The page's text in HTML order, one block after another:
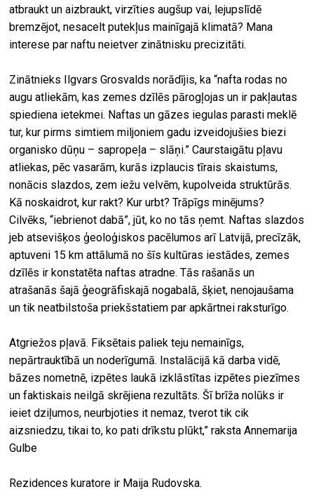
atbraukt un aizbraukt, virzīties augšup vai, lejupslīdē
bremzējot, nesacelt putekļus mainīgajā klimatā? Mana
interese par naftu neietver zinātnisku precizitāti.
Zinātnieks Ilgvars Grosvalds norādījis, ka “nafta rodas no
augu atliekām, kas zemes dzīlēs pārogļojas un ir pakļautas
spiediena ietekmei. Naftas un gāzes iegulas parasti meklē
tur, kur pirms simtiem miljoniem gadu izveidojušies biezi
organisko dūņu – sapropeļa – slāņi.” Caurstaigātu pļavu
atliekas, pēc vasarām, kurās izplaucis tīrais skaistums,
nonācis slazdos, zem iežu velvēm, kupolveida struktūrās.
Kā noskaidrot, kur rakt? Kur urbt? Trāpīgs minējums?
Cilvēks, “iebrienot dabā”, jūt, ko no tās ņemt. Naftas slazdos
jeb atsevišķos ģeoloģiskos pacēlumos arī Latvijā, precīzāk,
aptuveni 15 km attālumā no šīs kultūras iestādes, zemes
dzīlēs ir konstatēta naftas atradne. Tās rašanās un
atrašanās šajā ģeogrāfiskajā nogabalā, šķiet, nenojaušama
un tik neatbilstoša priekšstatiem par apkārtnei raksturīgo.
Atgriežos pļavā. Fiksētais paliek teju nemainīgs,
nepārtrauktībā un noderīgumā. Instalācijā kā darba vidē,
bāzes nometnē, izpētes laukā izklāstītas izpētes piezīmes
un faktiskais neilgā skrējiena rezultāts. Šī brīža nolūks ir
ieiet dziļumos, neurbjoties it nemaz, tverot tik cik
aizsniedzu, tikai to, ko pati drīkstu plūkt,” raksta Annemarija
Gulbe
Rezidences kuratore ir Maija Rudovska.